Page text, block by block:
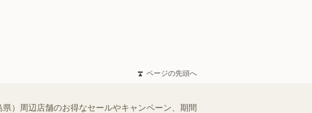
ページの先頭へ
）周辺店舗のお得なセールやキャンペーン、期間